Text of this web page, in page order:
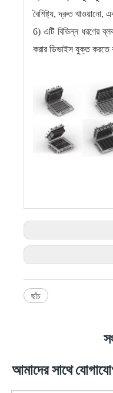
বৈশিষ্ট্য, দ্রুত খাওয়ানো,
6) এটি বিভিন্ন ধরণের
করার ডিভাইস যুক্ত করতে
ছাঁচ
আমাদের সাথে